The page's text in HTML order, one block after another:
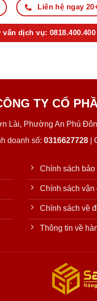
Liên hệ ngay
dịch vụ: 0818.400.400
TY CỔ
Lài, Phường An Phú
doanh số: 0316627728|
Chính sách bảo
Chính sách vận
Chính sách về
Thông tin về